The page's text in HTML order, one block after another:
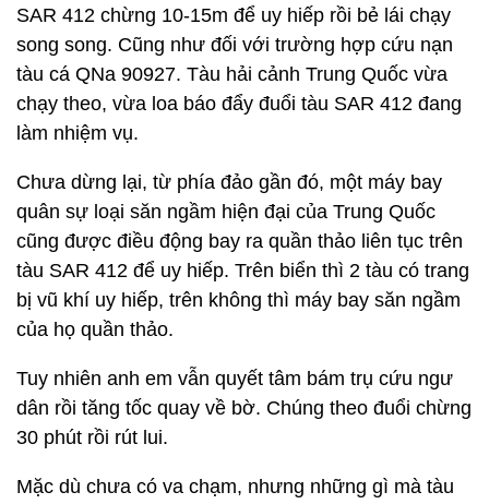
SAR 412 chừng 10-15m để uy hiếp rồi bẻ lái chạy
song song. Cũng như đối với trường hợp cứu nạn
tàu cá QNa 90927. Tàu hải cảnh Trung Quốc vừa
chạy theo, vừa loa báo đẩy đuổi tàu SAR 412 đang
làm nhiệm vụ.
Chưa dừng lại, từ phía đảo gần đó, một máy bay
quân sự loại săn ngầm hiện đại của Trung Quốc
cũng được điều động bay ra quần thảo liên tục trên
tàu SAR 412 để uy hiếp. Trên biển thì 2 tàu có trang
bị vũ khí uy hiếp, trên không thì máy bay săn ngầm
của họ quần thảo.
Tuy nhiên anh em vẫn quyết tâm bám trụ cứu ngư
dân rồi tăng tốc quay về bờ. Chúng theo đuổi chừng
30 phút rồi rút lui.
Mặc dù chưa có va chạm, nhưng những gì mà tàu